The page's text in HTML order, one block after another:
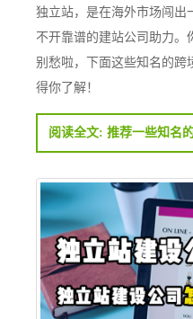
独立站，是在海外市场闯出
不开靠谱的建站公司助力。
别愁啦，下面这些知名的跨
得你了解！
阅读全文: 推荐一些知名